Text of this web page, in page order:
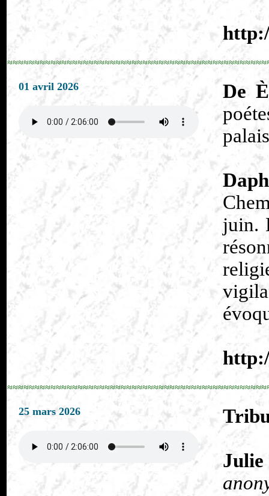
01 avril 2026
De
juin.
25 mars 2026
Julie